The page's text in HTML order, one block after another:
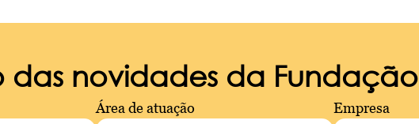
das novidades da Fundação
Área de atuação Empresa